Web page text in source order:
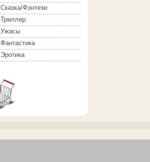
Сказка/Фэнтези
Триллер
Ужасы
Фантастика
Эротика